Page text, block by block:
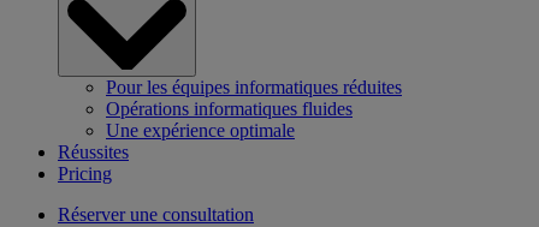
Pour les équipes informatiques réduites
Opérations informatiques fluides
Une expérience optimale
Réussites
Pricing
Réserver une consultation